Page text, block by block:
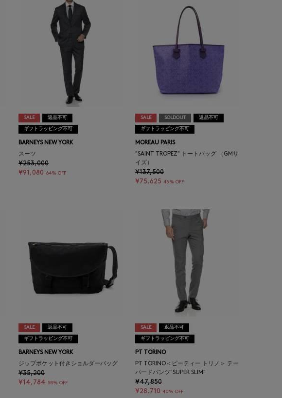
SALE 返品不可
ギフトラッピング不可
BARNEYS NEW YORK
スーツ
¥253,000
¥91,080 64% OFF
SALE SOLDOUT 返品不可
ギフトラッピング不可
MOREAU PARIS
"SAINT TROPEZ" トートバッグ （GMサ
イズ）
¥137,500
¥75,625 45% OFF
SALE 返品不可
ギフトラッピング不可
BARNEYS NEW YORK
ジップポケット付きショルダーバッグ
¥35,200
¥14,784 58% OFF
SALE 返品不可
ギフトラッピング不可
PT TORINO
PT TORINO＜ピーティー トリノ＞ テー
パードパンツ"SUPER SLIM"
¥47,850
¥28,710 40% OFF